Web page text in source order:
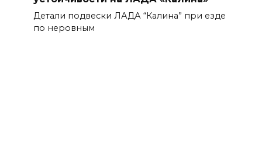
Детали подвески ЛАДА “Калина” при езде
по неровным